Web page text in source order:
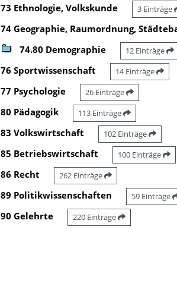
73 Ethnologie, Volkskunde 3 Einträge
74 Geographie, Raumordnung,
74.80 Demographie 12 Einträge
76 Sportwissenschaft 14 Einträge
77 Psychologie 26 Einträge
80 Pädagogik 113 Einträge
83 Volkswirtschaft 102 Einträge
85 Betriebswirtschaft 100 Einträge
86 Recht 262 Einträge
89 Politikwissenschaften 59 Einträge
90 Gelehrte 220 Einträge